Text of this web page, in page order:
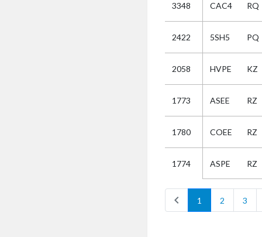
3348 CAC4 RQ
2422 5SH5 PQ
2058 HVPE KZ
1773 ASEE RZ
1780 COEE RZ
1774 ASPE RZ
chevron_left 1 2 3